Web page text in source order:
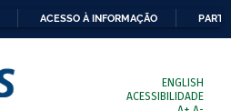
ACESSO À INFORMAÇÃO
ENGLISH
ACESSIBILIDADE